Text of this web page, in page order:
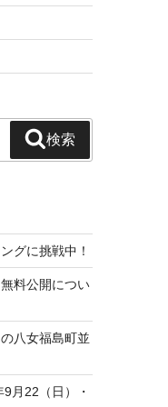
検索
グに挑戦中！
料公開につい
八女福島町並
月22（日）・